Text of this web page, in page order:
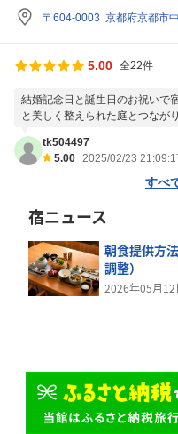
〒604-0003 京都府京都市
5.00 全22件
結婚記念日と誕生日のお祝いで
と美しく整えられた庭とつなが
tk504497
5.00 2025/02/23
すべ
宿ニュース
朝食提供方
調整）
2026年05月12